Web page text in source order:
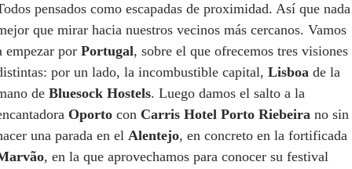
pensados como escapadas de proximidad. Así que nada
que mirar hacia nuestros vecinos más cercanos. Vamos
empezar por Portugal, sobre el que ofrecemos tres visiones
por un lado, la incombustible capital, Lisboa de la
de Bluesock Hostels. Luego damos el salto a la
Oporto con Carris Hotel Porto Riebeira no sin
una parada en el Alentejo, en concreto en la fortificada
, en la que aprovechamos para conocer su festival